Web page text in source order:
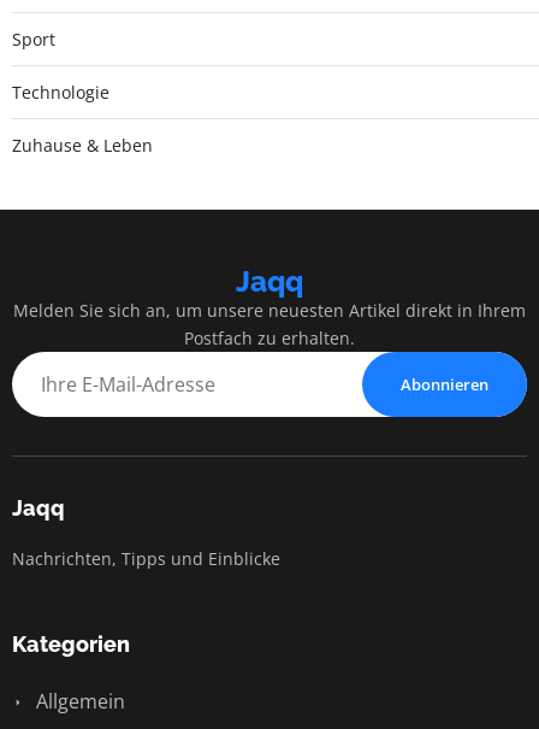
Sport
Technologie
Zuhause & Leben
Jaqq
Melden Sie sich an, um unsere neuesten Artikel direkt in Ihrem
Postfach zu erhalten.
Abonnieren
Jaqq
Nachrichten, Tipps und Einblicke
Kategorien
Allgemein